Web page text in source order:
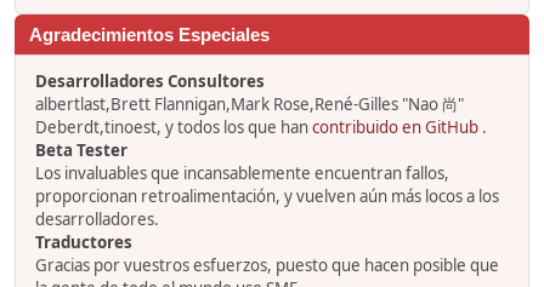
Agradecimientos Especiales
Desarrolladores Consultores
albertlast,Brett Flannigan,Mark Rose,René-Gilles "Nao 尚"
Deberdt,tinoest, y todos los que hancontribuido en GitHub .
Beta Tester
Los invaluables que incansablemente encuentran fallos,
proporcionan retroalimentación, y vuelven aún más locos a los
desarrolladores.
Traductores
Gracias por vuestros esfuerzos, puesto que hacen posible que